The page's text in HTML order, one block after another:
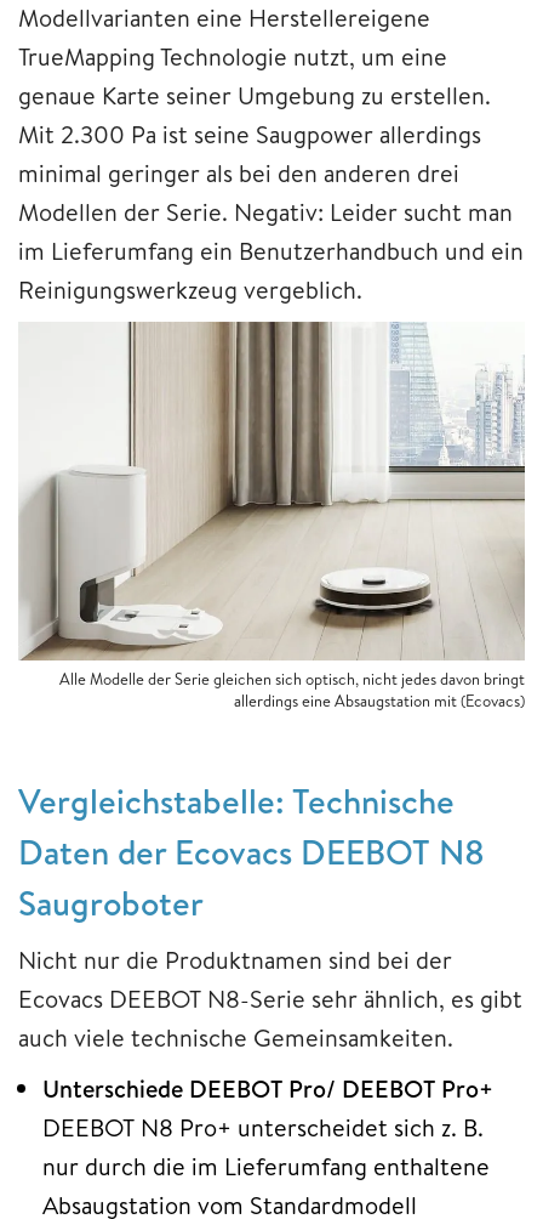
Modellvarianten eine Herstellereigene
TrueMapping Technologie nutzt, um eine
genaue Karte seiner Umgebung zu erstellen.
Mit 2.300 Pa ist seine Saugpower allerdings
minimal geringer als bei den anderen drei
Modellen der Serie. Negativ: Leider sucht man
im Lieferumfang ein Benutzerhandbuch und ein
Reinigungswerkzeug vergeblich.
Alle Modelle der Serie gleichen sich optisch, nicht jedes davon bringt
allerdings eine Absaugstation mit (Ecovacs)
Vergleichstabelle: Technische
Daten der Ecovacs DEEBOT N8
Saugroboter
Nicht nur die Produktnamen sind bei der
Ecovacs DEEBOT N8-Serie sehr ähnlich, es gibt
auch viele technische Gemeinsamkeiten.
Unterschiede DEEBOT Pro/ DEEBOT Pro+
DEEBOT N8 Pro+ unterscheidet sich z. B.
nur durch die im Lieferumfang enthaltene
Absaugstation vom Standardmodell